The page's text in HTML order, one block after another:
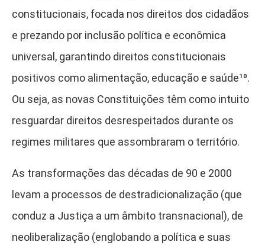
constitucionais, focada nos direitos dos cidadãos
e prezando por inclusão política e econômica
universal, garantindo direitos constitucionais
positivos como alimentação, educação e saúde¹⁰.
Ou seja, as novas Constituições têm como intuito
resguardar direitos desrespeitados durante os
regimes militares que assombraram o território.
As transformações das décadas de 90 e 2000
levam a processos de destradicionalização (que
conduz a Justiça a um âmbito transnacional), de
neoliberalização (englobando a política e suas